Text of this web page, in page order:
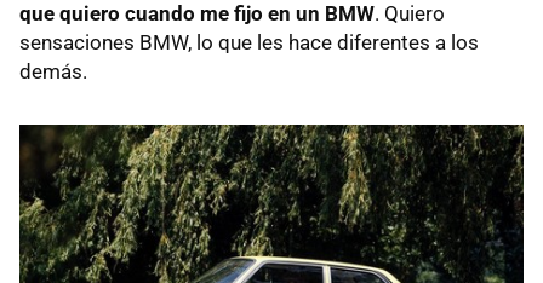
que quiero cuando me fijo en un BMW. Quiero
sensaciones BMW, lo que les hace diferentes a los
demás.